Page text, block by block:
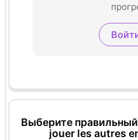
Выберите
jouer les autres